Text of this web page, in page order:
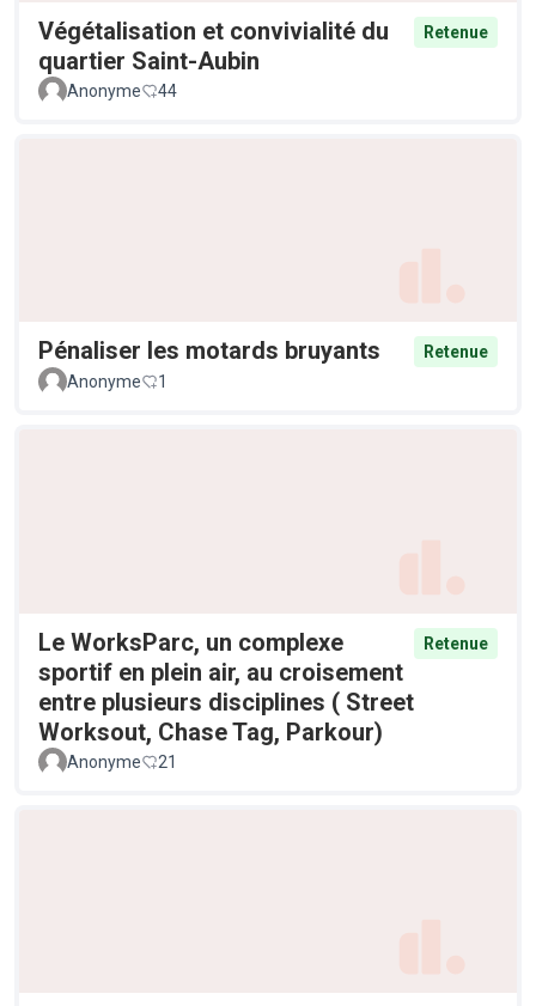
Végétalisation et convivialité du
quartier Saint-Aubin
Retenue
Anonyme 44
Pénaliser les motards bruyants
Retenue
Anonyme
1
Le WorksParc, un complexe
sportif en plein air, au croisement
entre plusieurs disciplines ( Street
Worksout, Chase Tag, Parkour)
Retenue
Anonyme 21